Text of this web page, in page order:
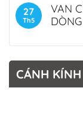
27
Th5
VAN
CÁNH